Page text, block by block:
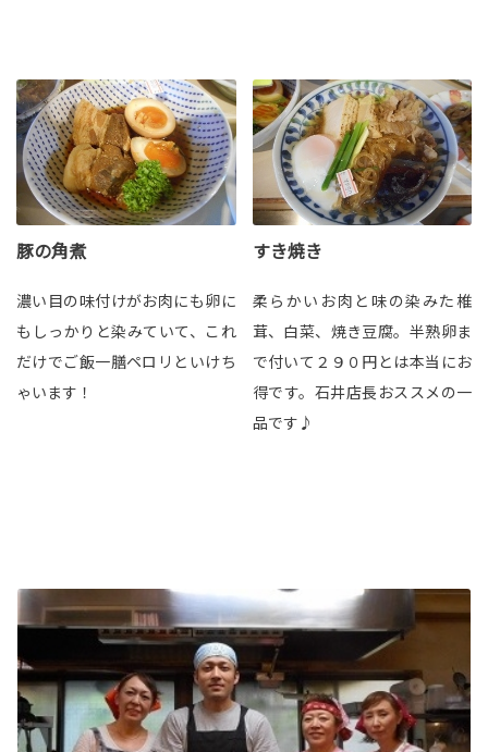
豚の角煮
濃い目の味付けがお肉にも卵に
もしっかりと染みていて、これ
だけでご飯一膳ペロリといけち
ゃいます！
すき焼き
柔らかいお肉と味の染みた椎
茸、白菜、焼き豆腐。半熟卵ま
で付いて２９０円とは本当にお
得です。石井店長おススメの一
品です♪